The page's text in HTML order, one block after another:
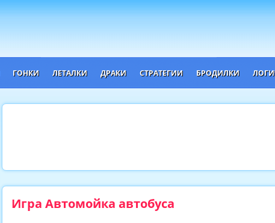
ГОНКИ ЛЕТАЛКИ ДРАКИ СТРАТЕГИИ БРОДИЛКИ
Игра Автомойка автобуса